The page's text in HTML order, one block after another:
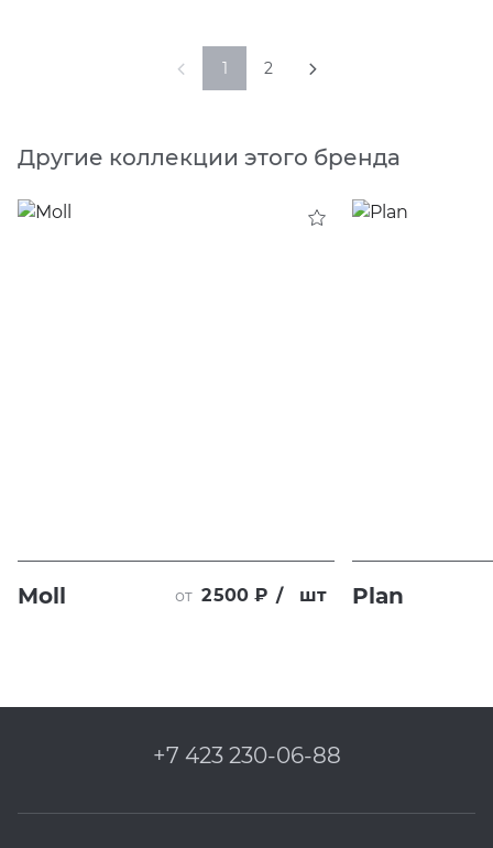
1 2
Другие коллекции этого бренда
Moll от 2 500 ₽ / шт Plan
+7 423 230-06-88